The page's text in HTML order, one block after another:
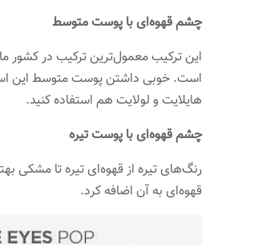
چشم قهوه‌ای با پوست متوسط
این ترکیب معمول‌ترین ترکیب در کشور
است. خوبی داشتن پوست متوسط این
هایلایت و لولایت هم استفاده کنید.
چشم قهوه‌ای با پوست تیره
رنگ‌های تیره از قهوه‌ای تیره تا مشکی
قهوه‌ای به آن اضافه کرد.